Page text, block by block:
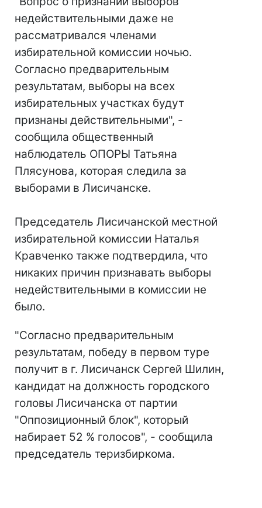
недействительными даже не
рассматривался членами
избирательной комиссии ночью.
Согласно предварительным
результатам, выборы на всех
избирательных участках будут
признаны действительными", -
сообщила общественный
наблюдатель ОПОРЫ Татьяна
Плясунова, которая следила за
выборами в Лисичанске.
Председатель Лисичанской местной
избирательной комиссии Наталья
Кравченко также подтвердила, что
никаких причин признавать выборы
недействительными в комиссии не
было.
"Согласно предварительным
результатам, победу в первом туре
получит в г. Лисичанск Сергей Шилин,
кандидат на должность городского
головы Лисичанска от партии
"Оппозиционный блок", который
набирает 52 % голосов", - сообщила
председатель теризбиркома.